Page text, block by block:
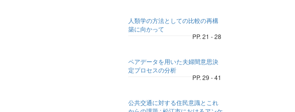
人類学の方法としての比較の再構
築に向かって
PP. 21 - 28
ペアデータを用いた夫婦間意思決
定プロセスの分析
PP. 29 - 41
公共交通に対する住民意識とこれ